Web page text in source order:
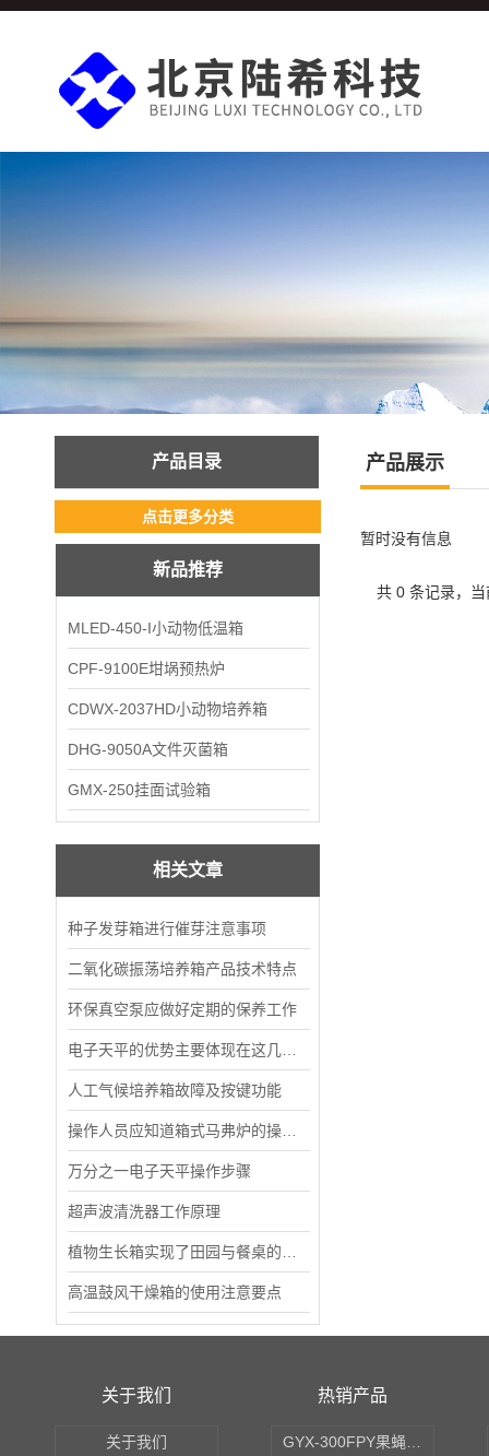
产品目录
点击更多分类
新品推荐
MLED-450-I小动物低温箱
CPF-9100E坩埚预热炉
CDWX-2037HD小动物培养箱
DHG-9050A文件灭菌箱
GMX-250挂面试验箱
相关文章
种子发芽箱进行催芽注意事项
二氧化碳振荡培养箱产品技术特点
环保真空泵应做好定期的保养工作
人工气候培养箱故障及按键功能
万分之一电子天平操作步骤
超声波清洗器工作原理
高温鼓风干燥箱的使用注意要点
产品展示
暂时没有信息
共 0 条记录，
关于我们
关于我们
热销产品